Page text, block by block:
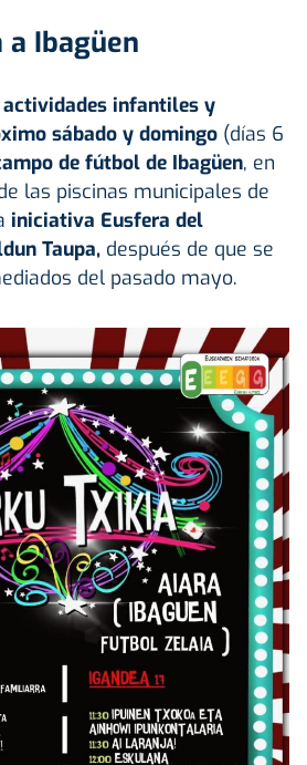
Ibagüen
actividades infantiles y
sábado y domingo (días 6
de fútbol de Ibagüen, en
las piscinas municipales de
iniciativa Eusfera del
Taupa, después de que se
del pasado mayo.